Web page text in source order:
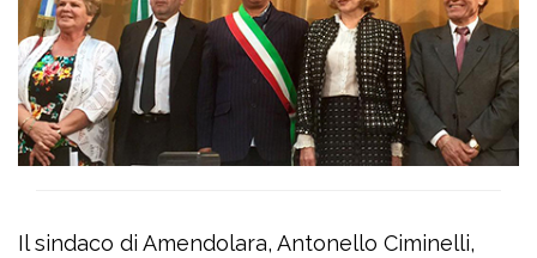
Il sindaco di Amendolara, Antonello Ciminelli,